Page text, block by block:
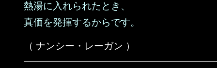
熱湯に入れられたとき、
真価を発揮するからです。
（ ナンシー・レーガン ）